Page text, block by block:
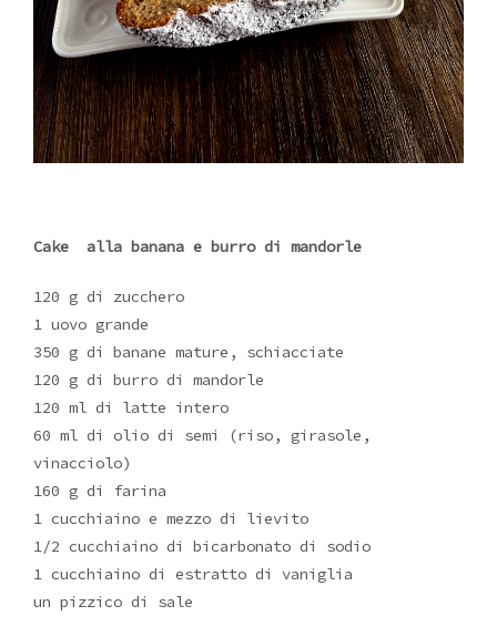
Cake alla banana e burro di mandorle
120 g di zucchero
1 uovo grande
350 g di banane mature, schiacciate
120 g di burro di mandorle
120 ml di latte intero
60 ml di olio di semi (riso, girasole,
vinacciolo)
160 g di farina
1 cucchiaino e mezzo di lievito
1/2 cucchiaino di bicarbonato di sodio
1 cucchiaino di estratto di vaniglia
un pizzico di sale